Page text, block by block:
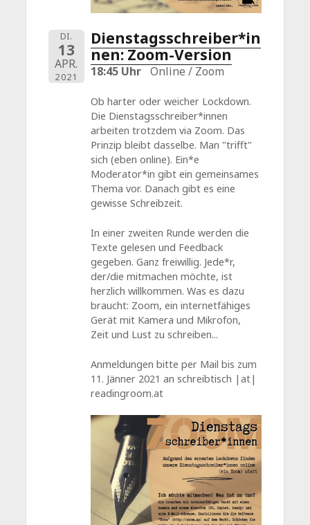
DI.
13
APR.
2021
Dienstagsschreiber*in
nen: Zoom-Version
18:45 Uhr Online / Zoom
Ob harter oder weicher Lockdown.
Die Dienstagsschreiber*innen
arbeiten trotzdem via Zoom. Das
Prinzip bleibt dasselbe. Man "trifft"
sich (eben online). Ein*e
Moderator*in gibt ein gemeinsames
Thema vor. Danach gibt es eine
gewisse Schreibzeit.
In einer zweiten Runde werden die
Texte gelesen und Feedback
gegeben. Ganz freiwillig. Jede*r,
der/die mitmachen möchte, ist
herzlich willkommen. Was es dazu
braucht: Zoom, ein internetfähiges
Gerät mit Kamera und Mikrofon,
Zeit und Lust zu schreiben...
Anmeldungen bitte per Mail bis zum
11. Jänner 2021 an schreibtisch |at|
readingroom.at